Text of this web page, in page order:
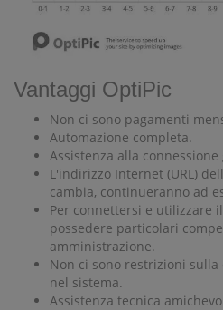
Vantaggi OptiPic
Non ci sono pagamenti
Automazione completa.
Assistenza alla
L'indirizzo Internet (URL)
cambia, continueranno ad
Per connettersi e utilizzare
possedere particolari
amministrazione.
Non ci sono restrizioni
nel sistema.
Assistenza tecnica